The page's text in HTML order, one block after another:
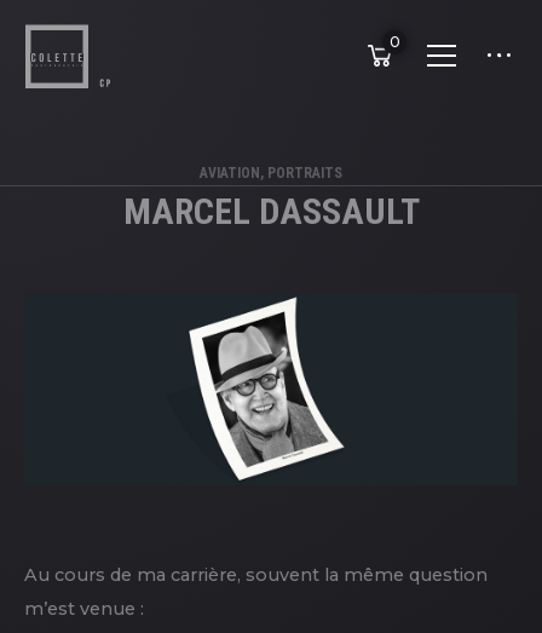
0
AVIATION , PORTRAITS
MARCEL DASSAULT
Au cours de ma carrière, souvent la même question
m’est venue :